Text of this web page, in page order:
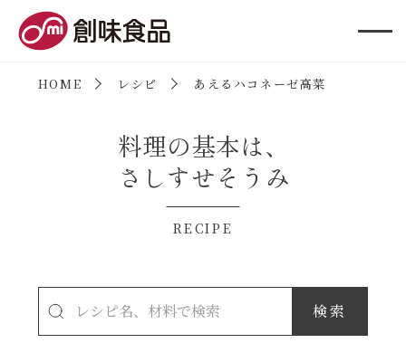
HOME レシピ あえるハコネーゼ高菜
料理の基本は、
さしすせそうみ
RECIPE